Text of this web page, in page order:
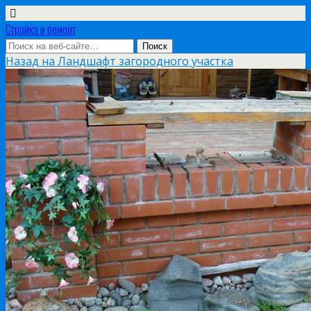
Стройка и ремонт
Назад на Ландшафт загородного участка